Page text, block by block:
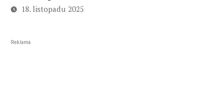
18. listopadu 2025
Reklama